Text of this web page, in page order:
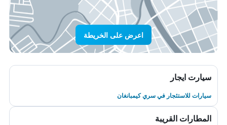
اعرض على الخريطة
سيارت ايجار
سيارات للاستئجار في سري كيمبانغان
المطارات القريبة